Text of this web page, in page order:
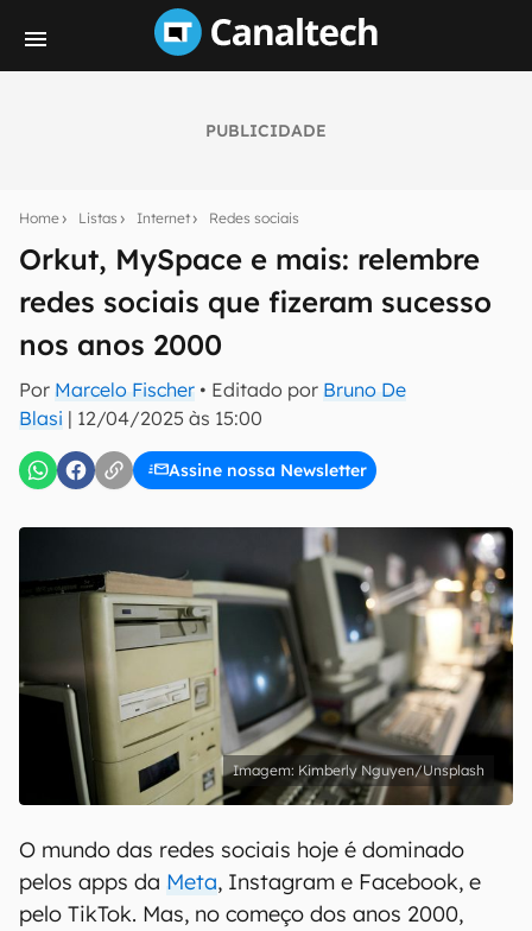
PUBLICIDADE
Home Listas Internet Redes sociais
Orkut, MySpace e mais: relembre
redes sociais que fizeram sucesso
nos anos 2000
Por Marcelo Fischer • Editado por Bruno De
Blasi | 12/04/2025 às 15:00
Assine nossa Newsletter
notícias e reviews sobre tecnologia em primeira
mão.
E-mail
inscreva-se
Confirmo que li, aceito e concordo com os Termos de
Uso e Política de Privacidade do Canaltech.
Kimberly Nguyen/Unsplash
O mundo das redes sociais hoje é dominado
pelos apps da Meta, Instagram e Facebook, e
pelo TikTok. Mas, no começo dos anos 2000,